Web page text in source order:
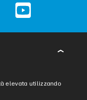
YouTube
elevata utilizzando